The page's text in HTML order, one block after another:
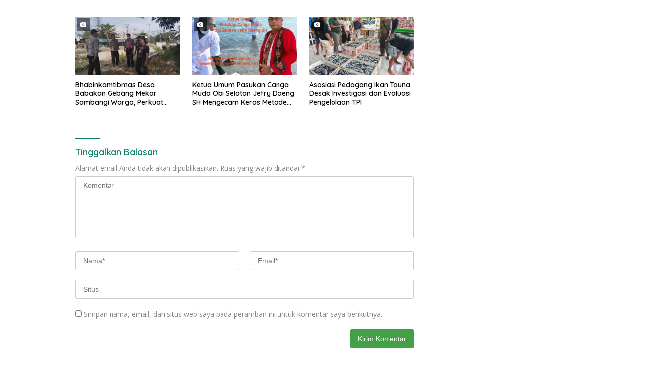
Bhabinkamtibmas Desa
Babakan Gebang Mekar
Sambangi Warga, Perkuat
Ketua Umum Pasukan Canga
Muda Obi Selatan Jefry Daeng
SH Mengecam Keras Metode
Asosiasi Pedagang Ikan Touna
Desak Investigasi dan Evaluasi
Pengelolaan TPI
Tinggalkan Balasan
Alamat email Anda tidak akan dipublikasikan. Ruas yang wajib ditandai *
Simpan nama, email, dan situs web saya pada peramban ini untuk komentar saya berikutnya.